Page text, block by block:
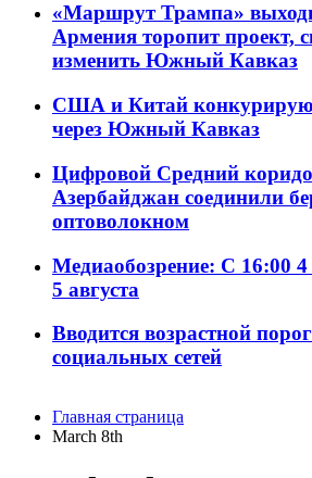
«Маршрут Трампа»
Армения торопит проект,
изменить Южный Кавказ
США и Китай
через Южный Кавказ
Цифровой Средний
Азербайджан соединили
оптоволокном
Медиаобозрение: С 16:00 4
5 августа
Вводится возрастной
социальных сетей
Главная страница
March 8th